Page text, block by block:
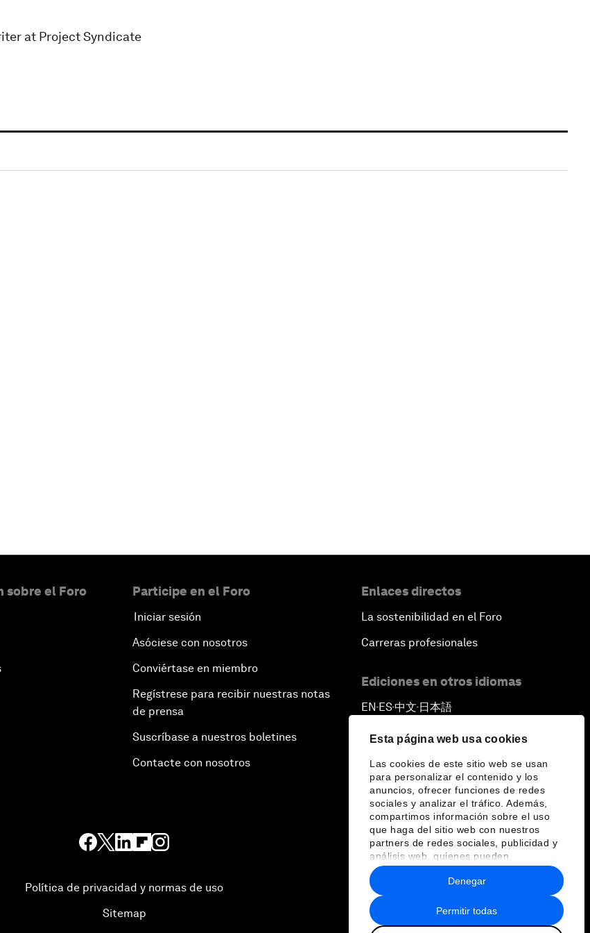
Esta página web usa cookies
Las cookies de este sitio web se usan
para personalizar el contenido y los
anuncios, ofrecer funciones de redes
sociales y analizar el tráfico. Además,
compartimos información sobre el uso
que haga del sitio web con nuestros
partners de redes sociales, publicidad y
análisis web, quienes pueden
combinarla con otra información que les
haya proporcionado o que hayan
recopilado a partir del uso que haya
hecho de sus servicios.
Permitir todas
Denegar
at Project Syndicate
sobre el Foro Participe en el Foro
Iniciar sesión
Asóciese con nosotros
Conviértase en miembro
Regístrese para recibir nuestras notas
de prensa
Suscríbase a nuestros boletines
Contacte con nosotros
Enlaces directos
La sostenibilidad en el Foro
Carreras profesionales
Ediciones en otros idiomas
EN ▪ ES▪中文▪ 日本語
Política de privacidad y normas de uso
Sitemap